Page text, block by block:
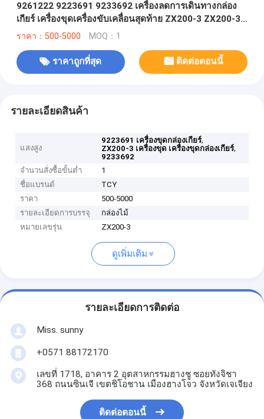
9261222 9223691 9233692 เครื่องลดการเดินทางกล่อง
เกียร์ เครื่องขุดเครื่องขับเคลื่อนสุดท้าย ZX200-3 ZX200-3G
ZX200-5G ZX200LC-5G
ราคา：500-5000 MOQ：1
ราคาถูกที่สุด ติดต่อตอนนี้
รายละเอียดสินค้า
แสงสูง
9223691 เครื่องขุดกล่องเกียร์,
ZX200-3 เครื่องขุด เครื่องขุดกล่องเกียร์,
9233692
จำนวนสั่งซื้อขั้นต่ำ
1
ชื่อแบรนด์
TCY
ราคา
500-5000
รายละเอียดการบรรจุ
กล่องไม้
หมายเลขรุ่น
ZX200-3
ดูเพิ่มเติม
รายละเอียดการติดต่อ
Miss. sunny
+0571 88172170
เลขที่ 1718, อาคาร 2 อุตสาหกรรมฮางชู ซอยทังจิชา
368 ถนนซินเจี เขตชิโอชาน เมืองฮางโจว จังหวัดเจเจียง
ติดต่อตอนนี้